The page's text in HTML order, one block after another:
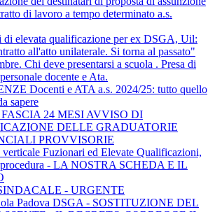
di lavoro a tempo determinato a.s.
di elevata qualificazione per ex DSGA, Uil:
all'atto unilaterale. Si torna al passato"
Chi deve presentarsi a scuola . Presa di
docente e Ata.
Docenti e ATA a.s. 2024/25: tutto quello
sapere
FASCIA 24 MESI AVVISO DI
DELLE GRADUATORIE
PROVVISORIE
Fuzionari ed Elevate Qualificazioni,
- LA NOSTRA SCHEDA E IL
- URGENTE
Padova DSGA - SOSTITUZIONE DEL